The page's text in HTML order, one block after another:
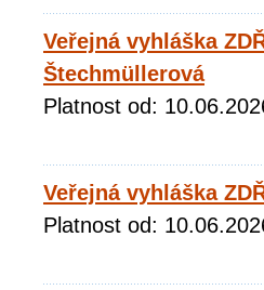
Veřejná vyhláška
Štechmüllerová
Platnost od:
Veřejná vyhláška
Platnost od: